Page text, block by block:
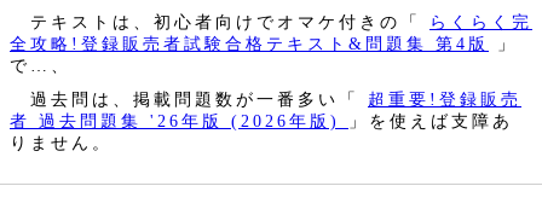
テキストは、初心者向けでオマケ付きの「
らくらく完
全攻略!登録販売者試験合格テキスト&問題集 第4版
」
で…、
過去問は、掲載問題数が一番多い「
超重要!登録販売
者 過去問題集 '26年版 (2026年版)
」を使えば支障あ
りません。